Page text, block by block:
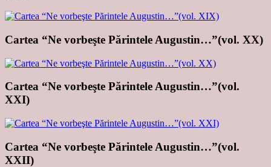
Cartea “Ne vorbeşte Părintele Augustin…”(vol. XX)
Cartea “Ne vorbeşte Părintele Augustin…”(vol.
XXI)
Cartea “Ne vorbeşte Părintele Augustin…”(vol.
XXII)